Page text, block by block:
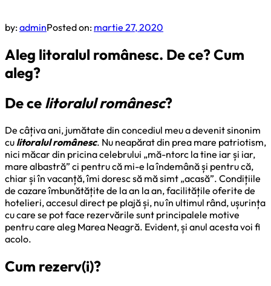
by:adminPosted on: martie 27, 2020
Aleg litoralul românesc. De ce? Cum
aleg?
De ce litoralul românesc?
De câțiva ani, jumătate din concediul meu a devenit sinonim
cu litoralul românesc. Nu neapărat din prea mare patriotism,
nici măcar din pricina celebrului „mă-ntorc la tine iar și iar,
mare albastră” ci pentru că mi-e la îndemână și pentru că,
chiar și în vacanță, îmi doresc să mă simt „acasă”. Condițiile
de cazare îmbunătățite de la an la an, facilitățile oferite de
hotelieri, accesul direct pe plajă și, nu în ultimul rând, ușurința
cu care se pot face rezervările sunt principalele motive
pentru care aleg Marea Neagră. Evident, și anul acesta voi fi
acolo.
Cum rezerv(i)?